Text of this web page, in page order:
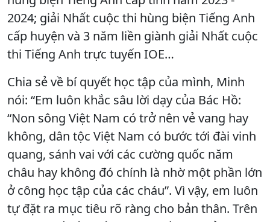
2024; giải Nhất cuộc thi hùng biện Tiếng Anh
cấp huyện và 3 năm liền giành giải Nhất cuộc
thi Tiếng Anh trực tuyến IOE…
Chia sẻ về bí quyết học tập của mình, Minh
nói: “Em luôn khắc sâu lời dạy của Bác Hồ:
“Non sông Việt Nam có trở nên vẻ vang hay
không, dân tộc Việt Nam có bước tới đài vinh
quang, sánh vai với các cường quốc năm
châu hay không đó chính là nhờ một phần lớn
ở công học tập của các cháu”. Vì vậy, em luôn
tự đặt ra mục tiêu rõ ràng cho bản thân. Trên